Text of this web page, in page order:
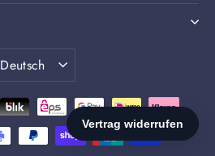
Sprache
Deutsch